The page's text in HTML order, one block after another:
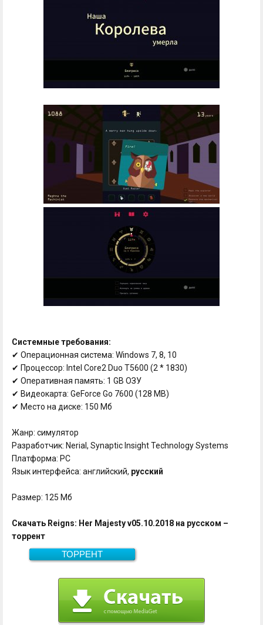
Системные требования:
✔ Операционная система: Windows 7, 8, 10
✔ Процессор: Intel Core2 Duo T5600 (2 * 1830)
✔ Оперативная память: 1 GB ОЗУ
✔ Видеокарта: GeForce Go 7600 (128 MB)
✔ Место на диске: 150 Мб
Жанр: симулятор
Разработчик: Nerial, Synaptic Insight Technology Systems
Платформа: PC
Язык интерфейса: английский, русский
Размер: 125 Мб
Скачать Reigns: Her Majesty v05.10.2018 на русском –
торрент
ТОРРЕНТ
125 Мб
Скачать